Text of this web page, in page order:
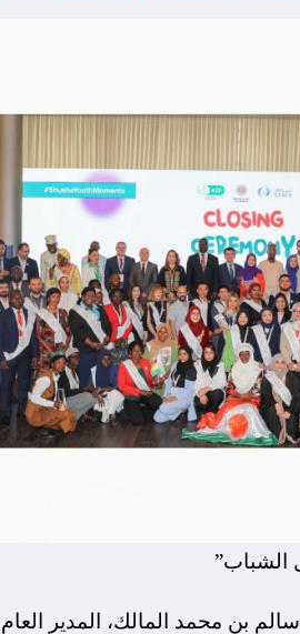
الشباب”
بن محمد المالك، المدير